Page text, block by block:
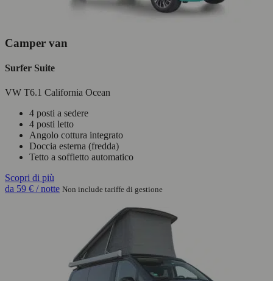
Camper van
Surfer Suite
VW T6.1 California Ocean
4 posti a sedere
4 posti letto
Angolo cottura integrato
Doccia esterna (fredda)
Tetto a soffietto automatico
Scopri di più
da 59 € / notte Non include tariffe di gestione